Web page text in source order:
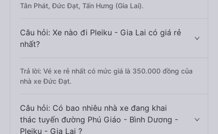
Tân Phát, Đức Đạt, Tấn Hưng (Gia Lai).
Câu hỏi: Xe nào đi Pleiku - Gia Lai có giá rẻ
nhất?
Trả lời: Vé xe rẻ nhất có mức giá là 350.000 đồng của
nhà xe Đức Đạt.
Câu hỏi: Có bao nhiêu nhà xe đang khai
thác tuyến đường Phú Giáo - Bình Dương -
Pleiku - Gia Lai ?